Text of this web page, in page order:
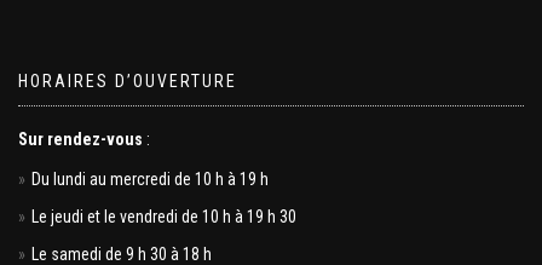
HORAIRES D’OUVERTURE
Sur rendez-vous :
Du lundi au mercredi de 10 h à 19 h
Le jeudi et le vendredi de 10 h à 19 h 30
Le samedi de 9 h 30 à 18 h